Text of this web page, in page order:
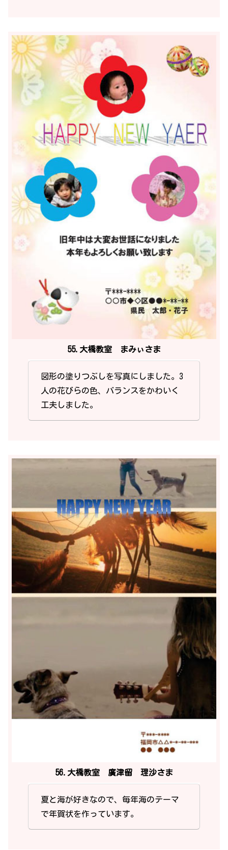
55.大橋教室 まみぃさま
図形の塗りつぶしを写真にしました。3
人の花びらの色、バランスをかわいく
工夫しました。
56.大橋教室 廣津留 理沙さま
夏と海が好きなので、毎年海のテーマ
で年賀状を作っています。